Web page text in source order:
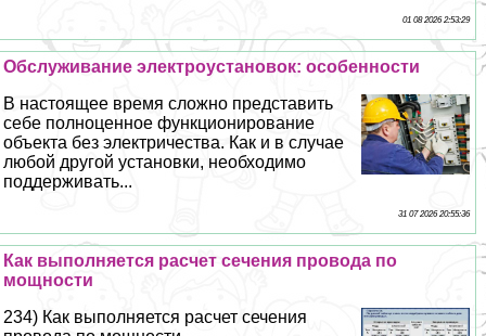
01 08 2026 2:53:29
Обслуживание электроустановок: особенности
В настоящее время сложно представить
себе полноценное функционирование
объекта без электричества. Как и в случае
любой другой установки, необходимо
поддерживать...
31 07 2026 20:55:36
Как выполняется расчет сечения провода по
мощности
234) Как выполняется расчет сечения